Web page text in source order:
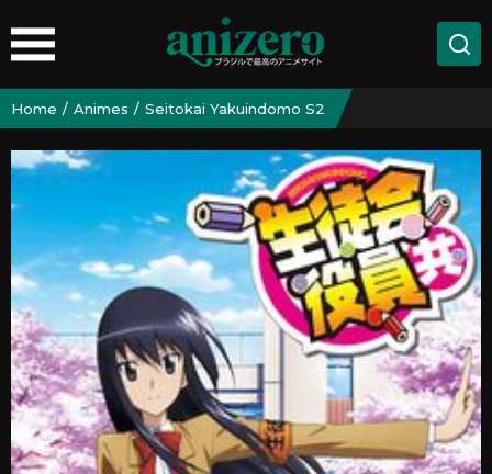
Home Animes Seitokai Yakuindomo S2